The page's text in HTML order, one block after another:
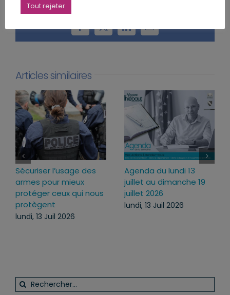
Facebook
X LinkedInEmail
Articles similaires
Sécuriser l’usage des
armes pour mieux
protéger ceux qui nous
protègent
lundi, 13 Juil 2026
Agenda du lundi 13
juillet au dimanche 19
juillet 2026
lundi, 13 Juil 2026
Rechercher:
Tout rejeter